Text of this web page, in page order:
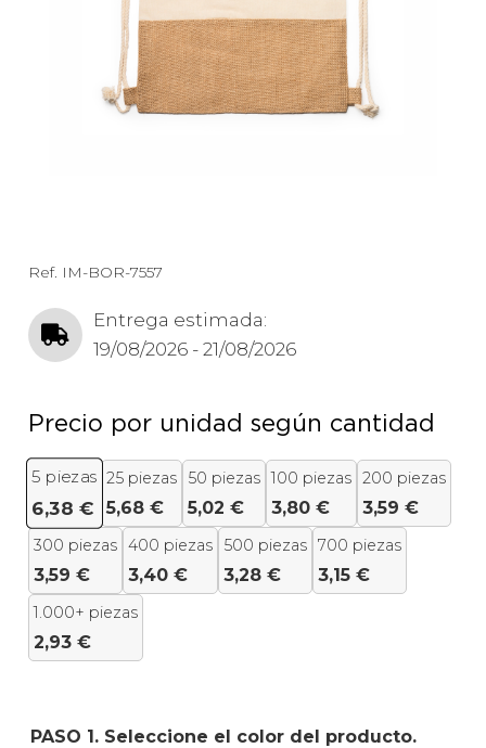
Ref. IM-BOR-7557
Entrega estimada:
19/08/2026 - 21/08/2026
Precio por unidad según cantidad
5 piezas
6,38 €
25 piezas
5,68 €
50 piezas
5,02 €
100 piezas
3,80 €
200 piezas
3,59 €
300 piezas
3,59 €
400 piezas
3,40 €
500 piezas
3,28 €
700 piezas
3,15 €
1.000+ piezas
2,93 €
PASO 1. Seleccione el color del producto.